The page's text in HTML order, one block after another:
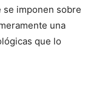
se imponen sobre
una
que lo